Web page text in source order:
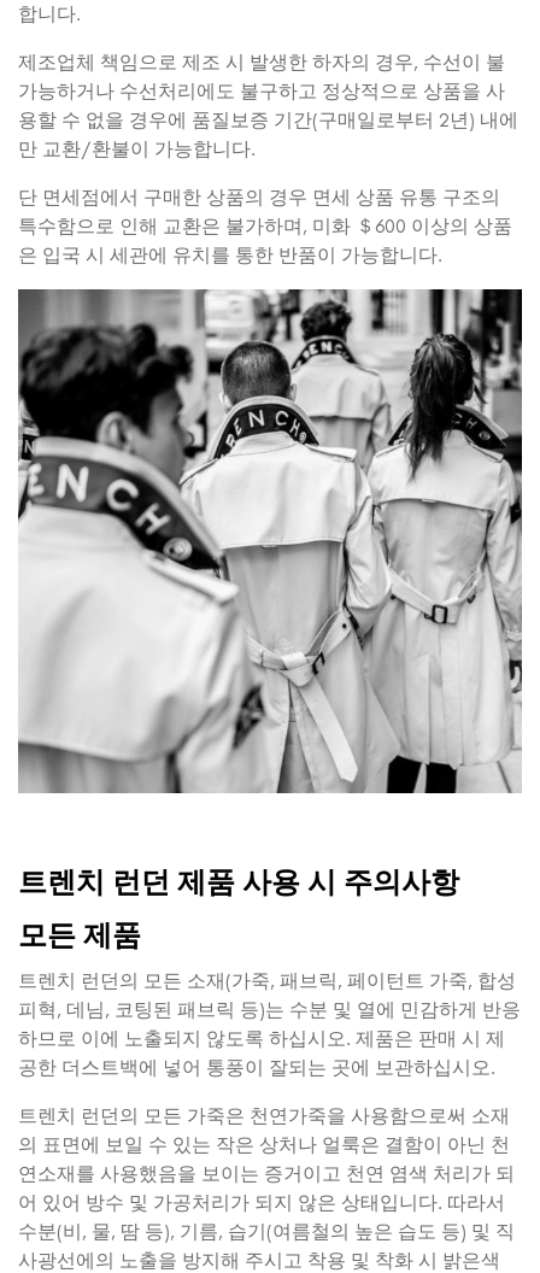
합니다.
제조업체 책임으로 제조 시 발생한 하자의 경우, 수선이 불
가능하거나 수선처리에도 불구하고 정상적으로 상품을 사
용할 수 없을 경우에 품질보증 기간(구매일로부터 2년) 내에
만 교환/환불이 가능합니다.
단 면세점에서 구매한 상품의 경우 면세 상품 유통 구조의
특수함으로 인해 교환은 불가하며, 미화 ＄600 이상의 상품
은 입국 시 세관에 유치를 통한 반품이 가능합니다.
트렌치 런던 제품 사용 시 주의사항
모든 제품
트렌치 런던의 모든 소재(가죽, 패브릭, 페이턴트 가죽, 합성
피혁, 데님, 코팅된 패브릭 등)는 수분 및 열에 민감하게 반응
하므로 이에 노출되지 않도록 하십시오. 제품은 판매 시 제
공한 더스트백에 넣어 통풍이 잘되는 곳에 보관하십시오.
트렌치 런던의 모든 가죽은 천연가죽을 사용함으로써 소재
의 표면에 보일 수 있는 작은 상처나 얼룩은 결함이 아닌 천
연소재를 사용했음을 보이는 증거이고 천연 염색 처리가 되
어 있어 방수 및 가공처리가 되지 않은 상태입니다. 따라서
수분(비, 물, 땀 등), 기름, 습기(여름철의 높은 습도 등) 및 직
사광선에의 노출을 방지해 주시고 착용 및 착화 시 밝은색